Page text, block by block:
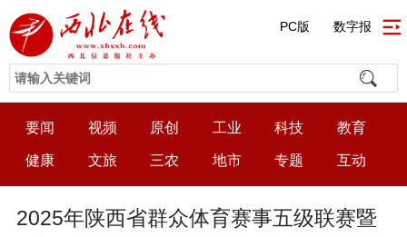
PC版 数字报
要闻 视频 原创 工业 科技 教育
健康 文旅 三农 地市 专题 互动
2025年陕西省群众体育赛事五级联赛暨